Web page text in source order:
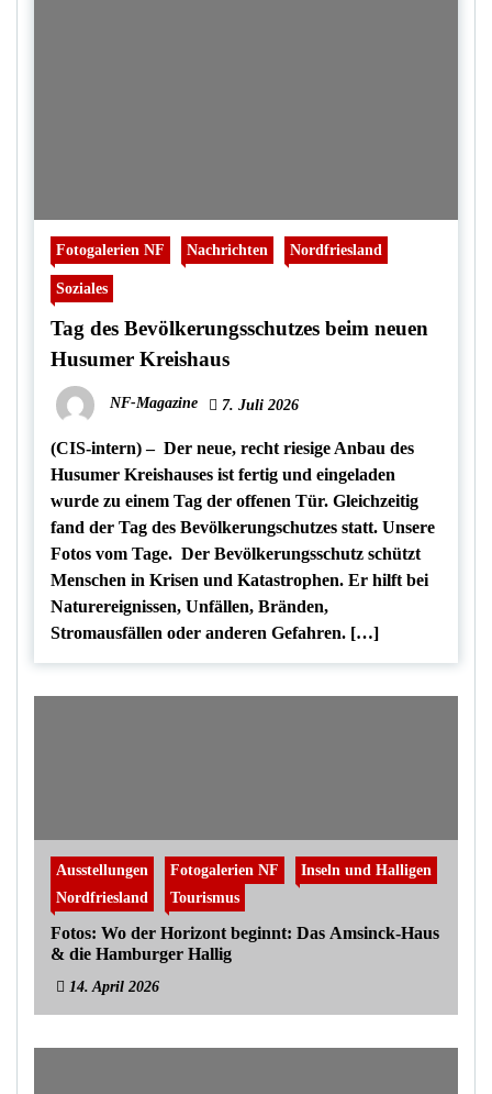
Fotogalerien NF Nachrichten Nordfriesland
Soziales
Tag des Bevölkerungsschutzes beim neuen
Husumer Kreishaus
NF-Magazine 7. Juli 2026
(CIS-intern) – Der neue, recht riesige Anbau des
Husumer Kreishauses ist fertig und eingeladen
wurde zu einem Tag der offenen Tür. Gleichzeitig
fand der Tag des Bevölkerungschutzes statt. Unsere
Fotos vom Tage. Der Bevölkerungsschutz schützt
Menschen in Krisen und Katastrophen. Er hilft bei
Naturereignissen, Unfällen, Bränden,
Stromausfällen oder anderen Gefahren. […]
Ausstellungen Fotogalerien NF
Inseln und Halligen
Nordfriesland
Tourismus
Fotos: Wo der Horizont beginnt: Das Amsinck-Haus
& die Hamburger Hallig
14. April 2026